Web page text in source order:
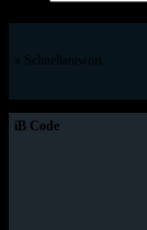
» Schnellantwort
iB Code